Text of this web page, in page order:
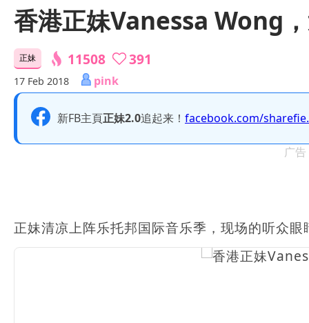
香港正妹Vanessa Wong
正妹 11508 391
17 Feb 2018 pink
新FB主頁正妹2.0追起来！ facebook.com/
广
正妹清凉上阵乐托邦国际音乐季，现场的听众